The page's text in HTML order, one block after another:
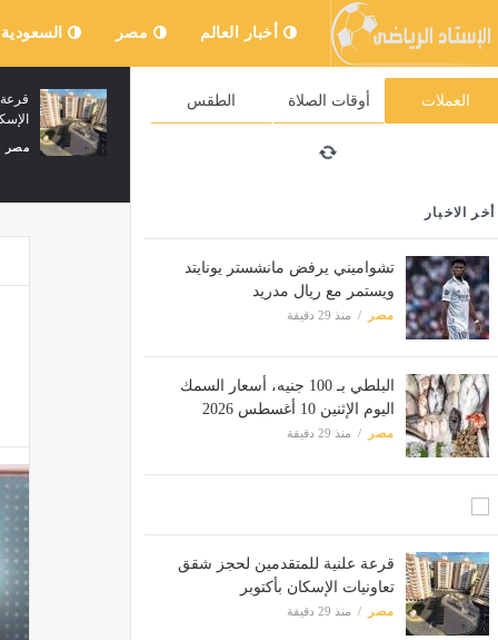
أخبار العالم مصر السعودية
العملات أوقات الصلاة الطقس
أخر الاخبار
تشواميني يرفض مانشستر يونايتد
ويستمر مع ريال مدريد
مصر منذ 29 دقيقة
البلطي بـ 100 جنيه، أسعار السمك
اليوم الإثنين 10 أغسطس 2026
مصر منذ 29 دقيقة
قرعة علنية للمتقدمين لحجز شقق
تعاونيات الإسكان بأكتوبر
مصر منذ 29 دقيقة
مالديني يكشف: جوارديولا كاد يدرب إيطاليا..
والمال لم يكن السبب
أخبار العالم